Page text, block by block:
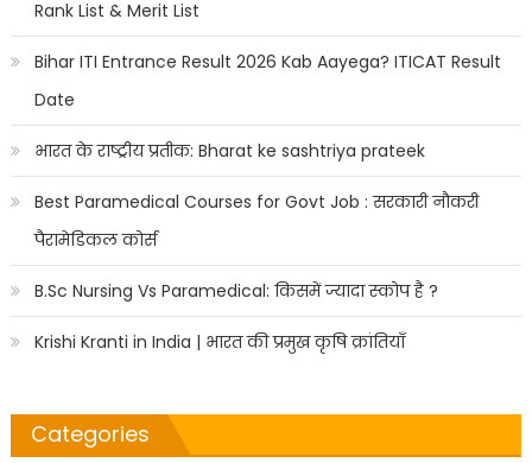
Rank List & Merit List
Bihar ITI Entrance Result 2026 Kab Aayega? ITICAT Result
Date
भारत के राष्ट्रीय प्रतीक: Bharat ke sashtriya prateek
Best Paramedical Courses for Govt Job : सरकारी नौकरी
पैरामेडिकल कोर्स
B.Sc Nursing Vs Paramedical: किसमें ज्यादा स्कोप है ?
Krishi Kranti in India | भारत की प्रमुख कृषि क्रांतियाँ
Categories